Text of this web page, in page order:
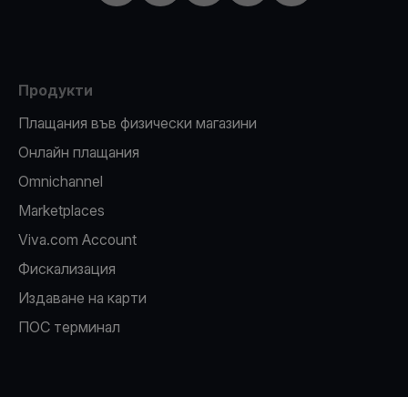
Продукти
Плащания във физически магазини
Oнлайн плащания
Omnichannel
Marketplaces
Viva.com Account
Фискализация
Издаване на карти
ПОС терминал